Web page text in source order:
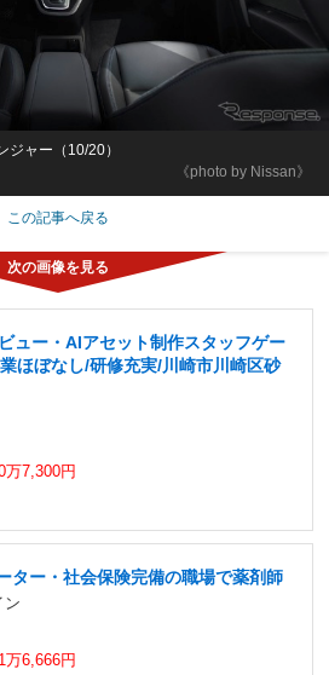
《photo by Nissan》
ジャー（10/20）
この記事へ戻る
ュー・AIアセット制作スタッフゲー
ほぼなし/研修充実/川崎市川崎区砂
万7,300円
ター・社会保険完備の職場で薬剤師
ン
万6,666円